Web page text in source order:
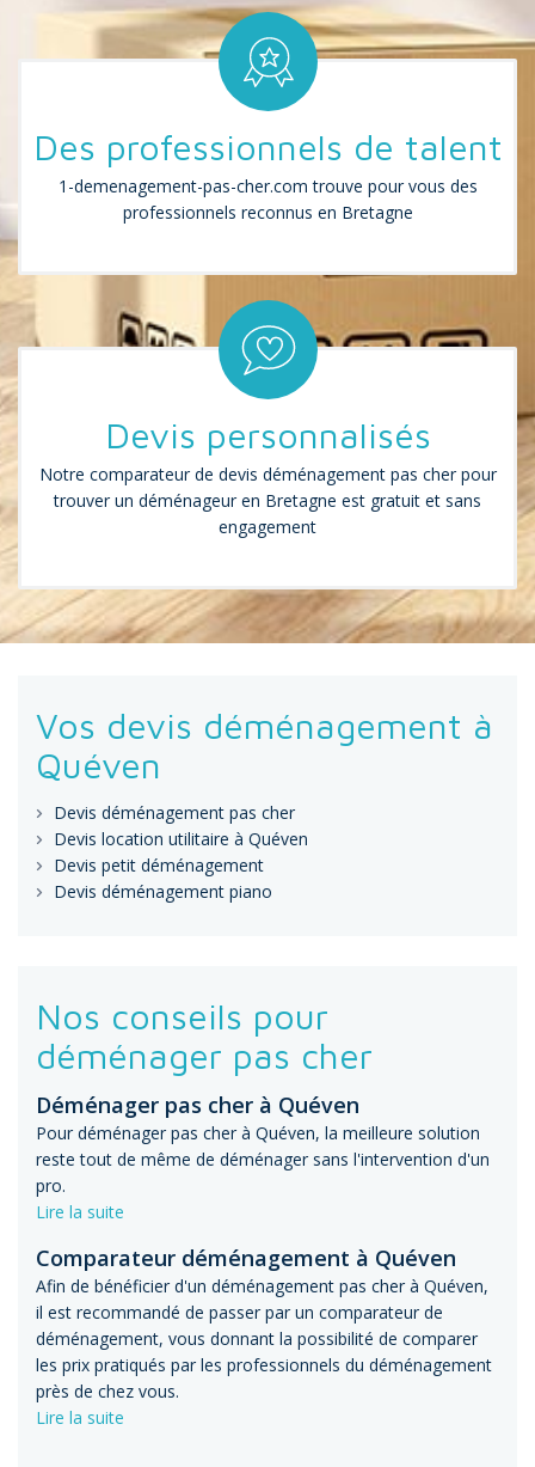
Des professionnels de talent
1-demenagement-pas-cher.com trouve pour vous des
professionnels reconnus en Bretagne
Devis personnalisés
Notre comparateur de devis déménagement pas cher pour
trouver un déménageur en Bretagne est gratuit et sans
engagement
Vos devis déménagement à
Quéven
Devis déménagement pas cher
Devis location utilitaire à Quéven
Devis petit déménagement
Devis déménagement piano
Nos conseils pour
déménager pas cher
Déménager pas cher à Quéven
Pour déménager pas cher à Quéven, la meilleure solution
reste tout de même de déménager sans l'intervention d'un
pro.
Lire la suite
Comparateur déménagement à Quéven
Afin de bénéficier d'un déménagement pas cher à Quéven,
il est recommandé de passer par un comparateur de
déménagement, vous donnant la possibilité de comparer
les prix pratiqués par les professionnels du déménagement
près de chez vous.
Lire la suite